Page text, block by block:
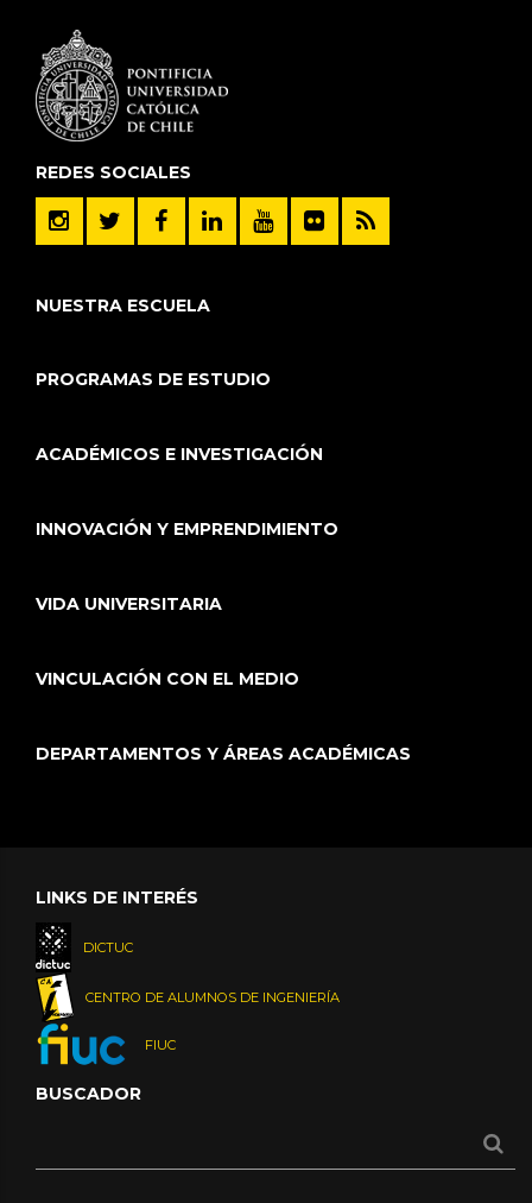
REDES SOCIALES
NUESTRA ESCUELA
PROGRAMAS DE ESTUDIO
ACADÉMICOS E INVESTIGACIÓN
INNOVACIÓN Y EMPRENDIMIENTO
VIDA UNIVERSITARIA
VINCULACIÓN CON EL MEDIO
DEPARTAMENTOS Y ÁREAS ACADÉMICAS
LINKS DE INTERÉS
DICTUC
CENTRO DE ALUMNOS DE INGENIERÍA
FIUC
BUSCADOR